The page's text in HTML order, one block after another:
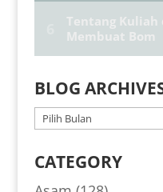
BLOG
BLOG
CATEGORY